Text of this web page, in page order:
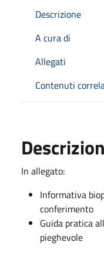
Descrizione
A cura di
Allegati
Contenuti
In allegato:
Informativa
conferimento
Guida pratica
pieghevole